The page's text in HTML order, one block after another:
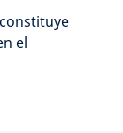
el